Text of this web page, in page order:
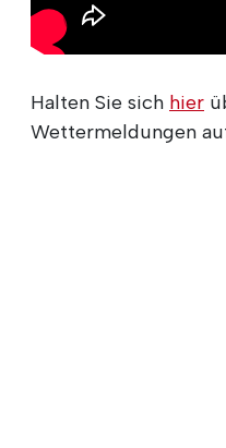
Halten Sie sich hier
Wettermeldungen